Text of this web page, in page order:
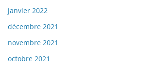
janvier 2022
décembre 2021
novembre 2021
octobre 2021